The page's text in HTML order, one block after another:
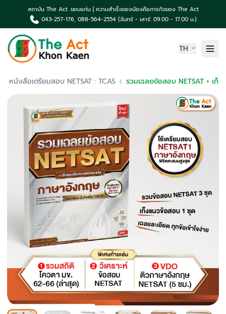
สถาบัน The Act. ขอนแก่น | ความสำเร็จของน้องคือภารกิจของ The Act
043-257-176, 088-564-2554 (จันทร์ - เสาร์: 09.00 - 17.00 น.)
TH
หน้าแรก
เกี่ยวกับเรา
ความเป็นมา The Act
ผลงานน้องค่าย The Act
คอร์สเรียน & บริการ
TCAS News & กิจกรรม
ติดต่อเรา
หนังสือเตรียมสอบ NETSAT : TCAS